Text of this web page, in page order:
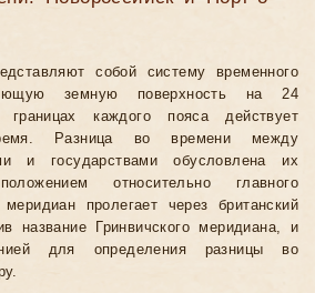
собой систему временного
земную поверхность на 24
каждого пояса действует
Разница во времени между
и государствами обусловлена их
относительно главного
пролегает через британский
название Гринвичского меридиана, и
для определения разницы во